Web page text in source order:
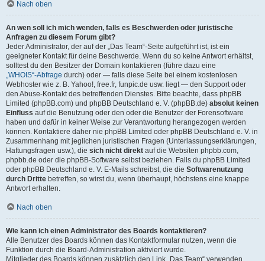
Nach oben
An wen soll ich mich wenden, falls es Beschwerden oder juristische
Anfragen zu diesem Forum gibt?
Jeder Administrator, der auf der „Das Team“-Seite aufgeführt ist, ist ein
geeigneter Kontakt für deine Beschwerde. Wenn du so keine Antwort erhältst,
solltest du den Besitzer der Domain kontaktieren (führe dazu eine
„WHOIS“-Abfrage durch) oder — falls diese Seite bei einem kostenlosen
Webhoster wie z. B. Yahoo!, free.fr, funpic.de usw. liegt — den Support oder
den Abuse-Kontakt des betreffenden Dienstes. Bitte beachte, dass phpBB
Limited (phpBB.com) und phpBB Deutschland e. V. (phpBB.de) absolut keinen
Einfluss auf die Benutzung oder den oder die Benutzer der Forensoftware
haben und dafür in keiner Weise zur Verantwortung herangezogen werden
können. Kontaktiere daher nie phpBB Limited oder phpBB Deutschland e. V. in
Zusammenhang mit jeglichen juristischen Fragen (Unterlassungserklärungen,
Haftungsfragen usw.), die sich nicht direkt auf die Websiten phpbb.com,
phpbb.de oder die phpBB-Software selbst beziehen. Falls du phpBB Limited
oder phpBB Deutschland e. V. E-Mails schreibst, die die Softwarenutzung
durch Dritte betreffen, so wirst du, wenn überhaupt, höchstens eine knappe
Antwort erhalten.
Nach oben
Wie kann ich einen Administrator des Boards kontaktieren?
Alle Benutzer des Boards können das Kontaktformular nutzen, wenn die
Funktion durch die Board-Administration aktiviert wurde.
Mitglieder des Boards können zusätzlich den Link „Das Team“ verwenden.